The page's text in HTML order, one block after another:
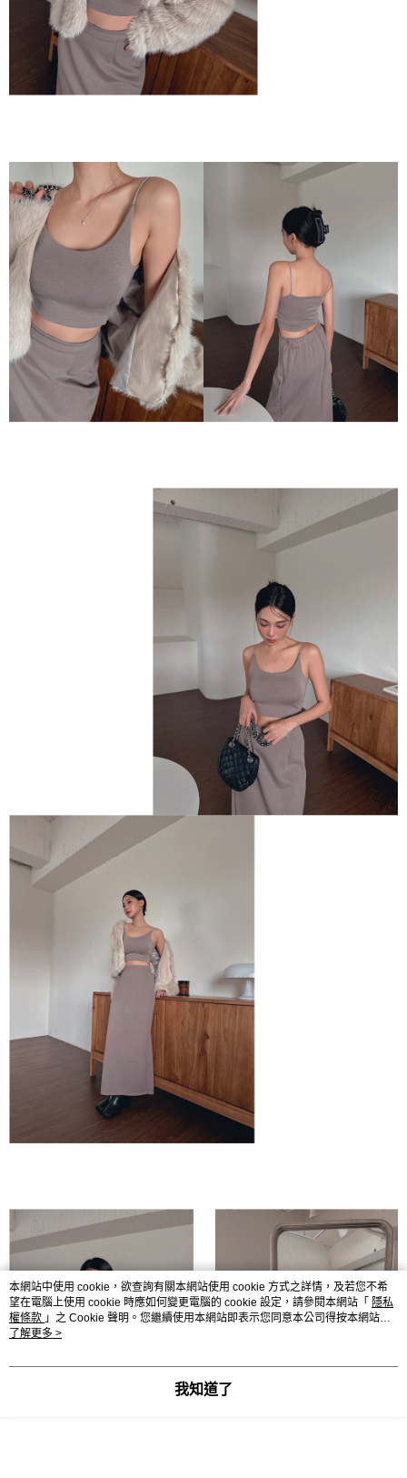
本網站中使用 cookie，欲查詢有關本網站使用 cookie 方式之詳情，及若您不希
望在電腦上使用 cookie 時應如何變更電腦的 cookie 設定，請參閱本網站「 隱私
權條款 」之 Cookie 聲明。您繼續使用本網站即表示您同意本公司得按本網站使
用條款之 Cookie 聲明使用 cookie。
了解更多 >
我知道了